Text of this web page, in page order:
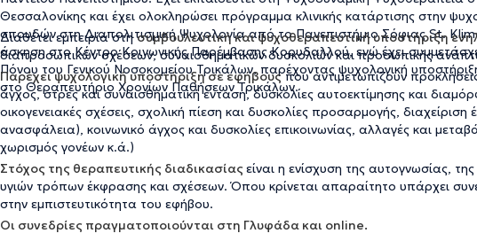
Θεσσαλονίκης και έχει ολοκληρώσει πρόγραμμα κλινικής κατάρτισης στην
σπουδών στη Διαπολιτισμική Ψυχολογία από το Πανεπιστήμιο Σόφιας St.
άσκηση στο Κέντρο Κοινωνικής Παρέμβασης Κορυδαλλού, ενώ έχει
Πόνου του Γενικού Νοσοκομείου Τρικάλων, παρέχοντας ψυχολογική
στο Θεραπευτήριο Χρονίων Παθήσεων Τρικάλων.
Διαθέτει εμπειρία στησυμβουλευτική και ψυχοθεραπευτική υποστήριξη
διαπροσωπικών σχέσεων, συναισθηματικών δυσκολιών και προσωπικής
Παρέχει ψυχολογική υποστήριξη σε εφήβουςπου αντιμετωπίζουν
άγχος, στρες και συναισθηματική ένταση, δυσκολίες αυτοεκτίμησης και
οικογενειακές σχέσεις, σχολική πίεση και δυσκολίες προσαρμογής,
ανασφάλεια), κοινωνικό άγχος και δυσκολίες επικοινωνίας, αλλαγές και
χωρισμός γονέων κ.ά.)
Στόχος της θεραπευτικής διαδικασίας είναι η ενίσχυση της αυτογνωσίας,
υγιών τρόπων έκφρασης και σχέσεων. Όπου κρίνεται απαραίτητο υπάρχει
στην εμπιστευτικότητα του εφήβου.
Οι συνεδρίες πραγματοποιούνται στη Γλυφάδα και online.